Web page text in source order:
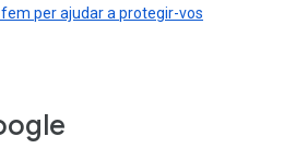
per ajudar a protegir-vos